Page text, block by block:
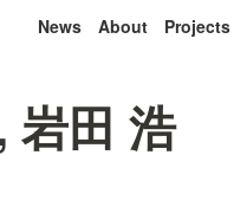
News About Projects
岩田 浩